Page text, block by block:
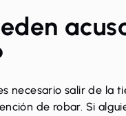
necesario salir de la
de robar. Si